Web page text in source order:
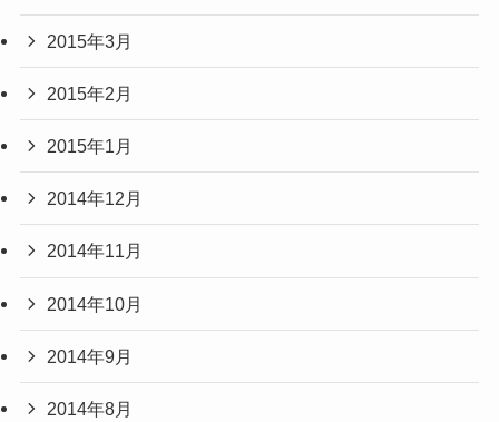
2015年3月
2015年2月
2015年1月
2014年12月
2014年11月
2014年10月
2014年9月
2014年8月